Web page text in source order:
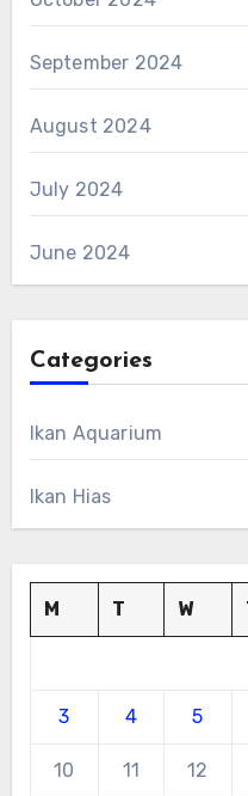
September 2024
August 2024
July 2024
June 2024
Categories
Ikan Aquarium
Ikan Hias
M T W
3 4 5
10 11 12